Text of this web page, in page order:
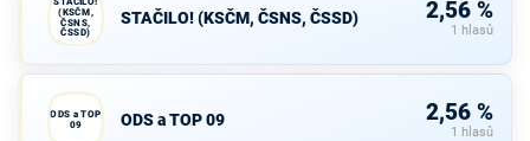
(KSČM,
ČSNS,
ČSSD)
STAČILO! (KSČM, ČSNS, ČSSD) 2,56 %
1 hlasů
ODS a TOP
09
ODS a TOP 09 2,56 %
1 hlasů